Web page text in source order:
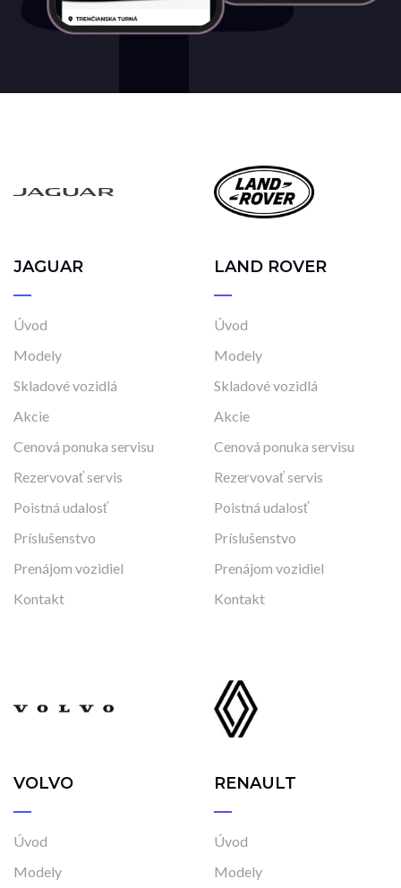
JAGUAR
Úvod
Modely
Skladové vozidlá
Akcie
Cenová ponuka servisu
Rezervovať servis
Poistná udalosť
Príslušenstvo
Prenájom vozidiel
Kontakt
LAND ROVER
Úvod
Modely
Skladové vozidlá
Akcie
Cenová ponuka servisu
Rezervovať servis
Poistná udalosť
Príslušenstvo
Prenájom vozidiel
Kontakt
VOLVO
Úvod
Modely
RENAULT
Úvod
Modely